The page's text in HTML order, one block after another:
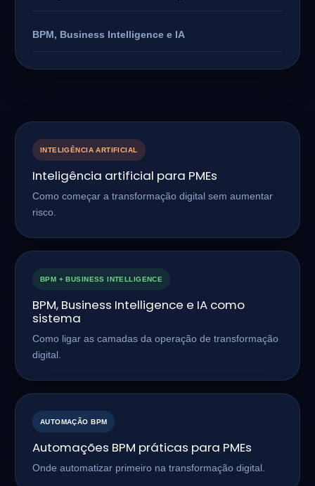
BPM, Business Intelligence e IA
INTELIGÊNCIA ARTIFICIAL
Inteligência artificial para PMEs
Como começar a transformação digital sem aumentar
risco.
BPM + BUSINESS INTELLIGENCE
BPM, Business Intelligence e IA como
sistema
Como ligar as camadas da operação de transformação
digital.
AUTOMAÇÃO BPM
Automações BPM práticas para PMEs
Onde automatizar primeiro na transformação digital.